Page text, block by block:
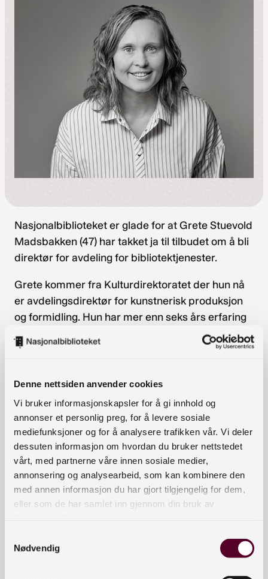
Denne nettsiden anvender cookies
Vi bruker informasjonskapsler for å gi innhold og
annonser et personlig preg, for å levere sosiale
mediefunksjoner og for å analysere trafikken vår. Vi deler
dessuten informasjon om hvordan du bruker nettstedet
vårt, med partnerne våre innen sosiale medier,
annonsering og analysearbeid, som kan kombinere den
med annen informasjon du har gjort tilgjengelig for dem,
eller som de har samlet inn gjennom din bruk av
Nødvendig
Nasjonalbiblioteket er glade for at Grete Stuevold
Madsbakken (47) har takket ja til tilbudet om å bli
direktør for avdeling for bibliotektjenester.
Grete kommer fra Kulturdirektoratet der hun nå
er avdelingsdirektør for kunstnerisk produksjon
og formidling. Hun har mer enn seks års erfaring
fra lederstillinger i det som nå er
Kulturdirektoratet. I tillegg til
for flere seksjoner innenfor områder som
formidling, litteratur, scenekunst, kulturvern og
allmenne kulturformål.
Grete har også erfaring fra biblioteksektoren.
Hun har ledelsesbakgrunn fra Deichman bibliotek
hvor hun blant annet har erfaring med
tjenesteutvikling, organisasjonsendring og
publikumstilbud.
hovedfag i litteraturvitenskap. Hun har også en